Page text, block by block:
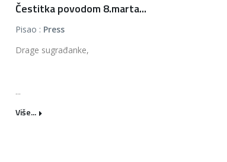
Čestitka povodom 8.marta...
Pisao : Press
Drage sugrađanke,
...
Više...